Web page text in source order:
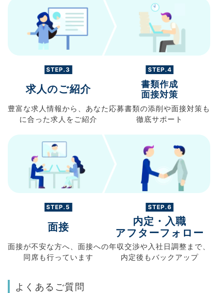
STEP.3
求人のご紹介
豊富な求人情報から、 あなた
に合った求人を ご紹介
STEP.4
書類作成
面接対策
応募書類の添削や面接対策も
徹底サポート
STEP.5
面接
面接が不安な方へ、 面接への
同席も行っています
STEP.6
内定・入職
アフターフォロー
年収交渉や入社日調整まで、
内定後もバックアップ
よくあるご質問